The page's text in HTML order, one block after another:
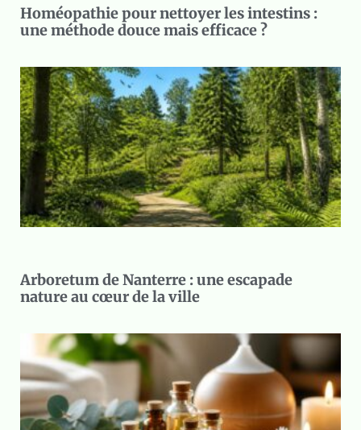
Homéopathie pour nettoyer les intestins :
une méthode douce mais efficace ?
Arboretum de Nanterre : une escapade
nature au cœur de la ville